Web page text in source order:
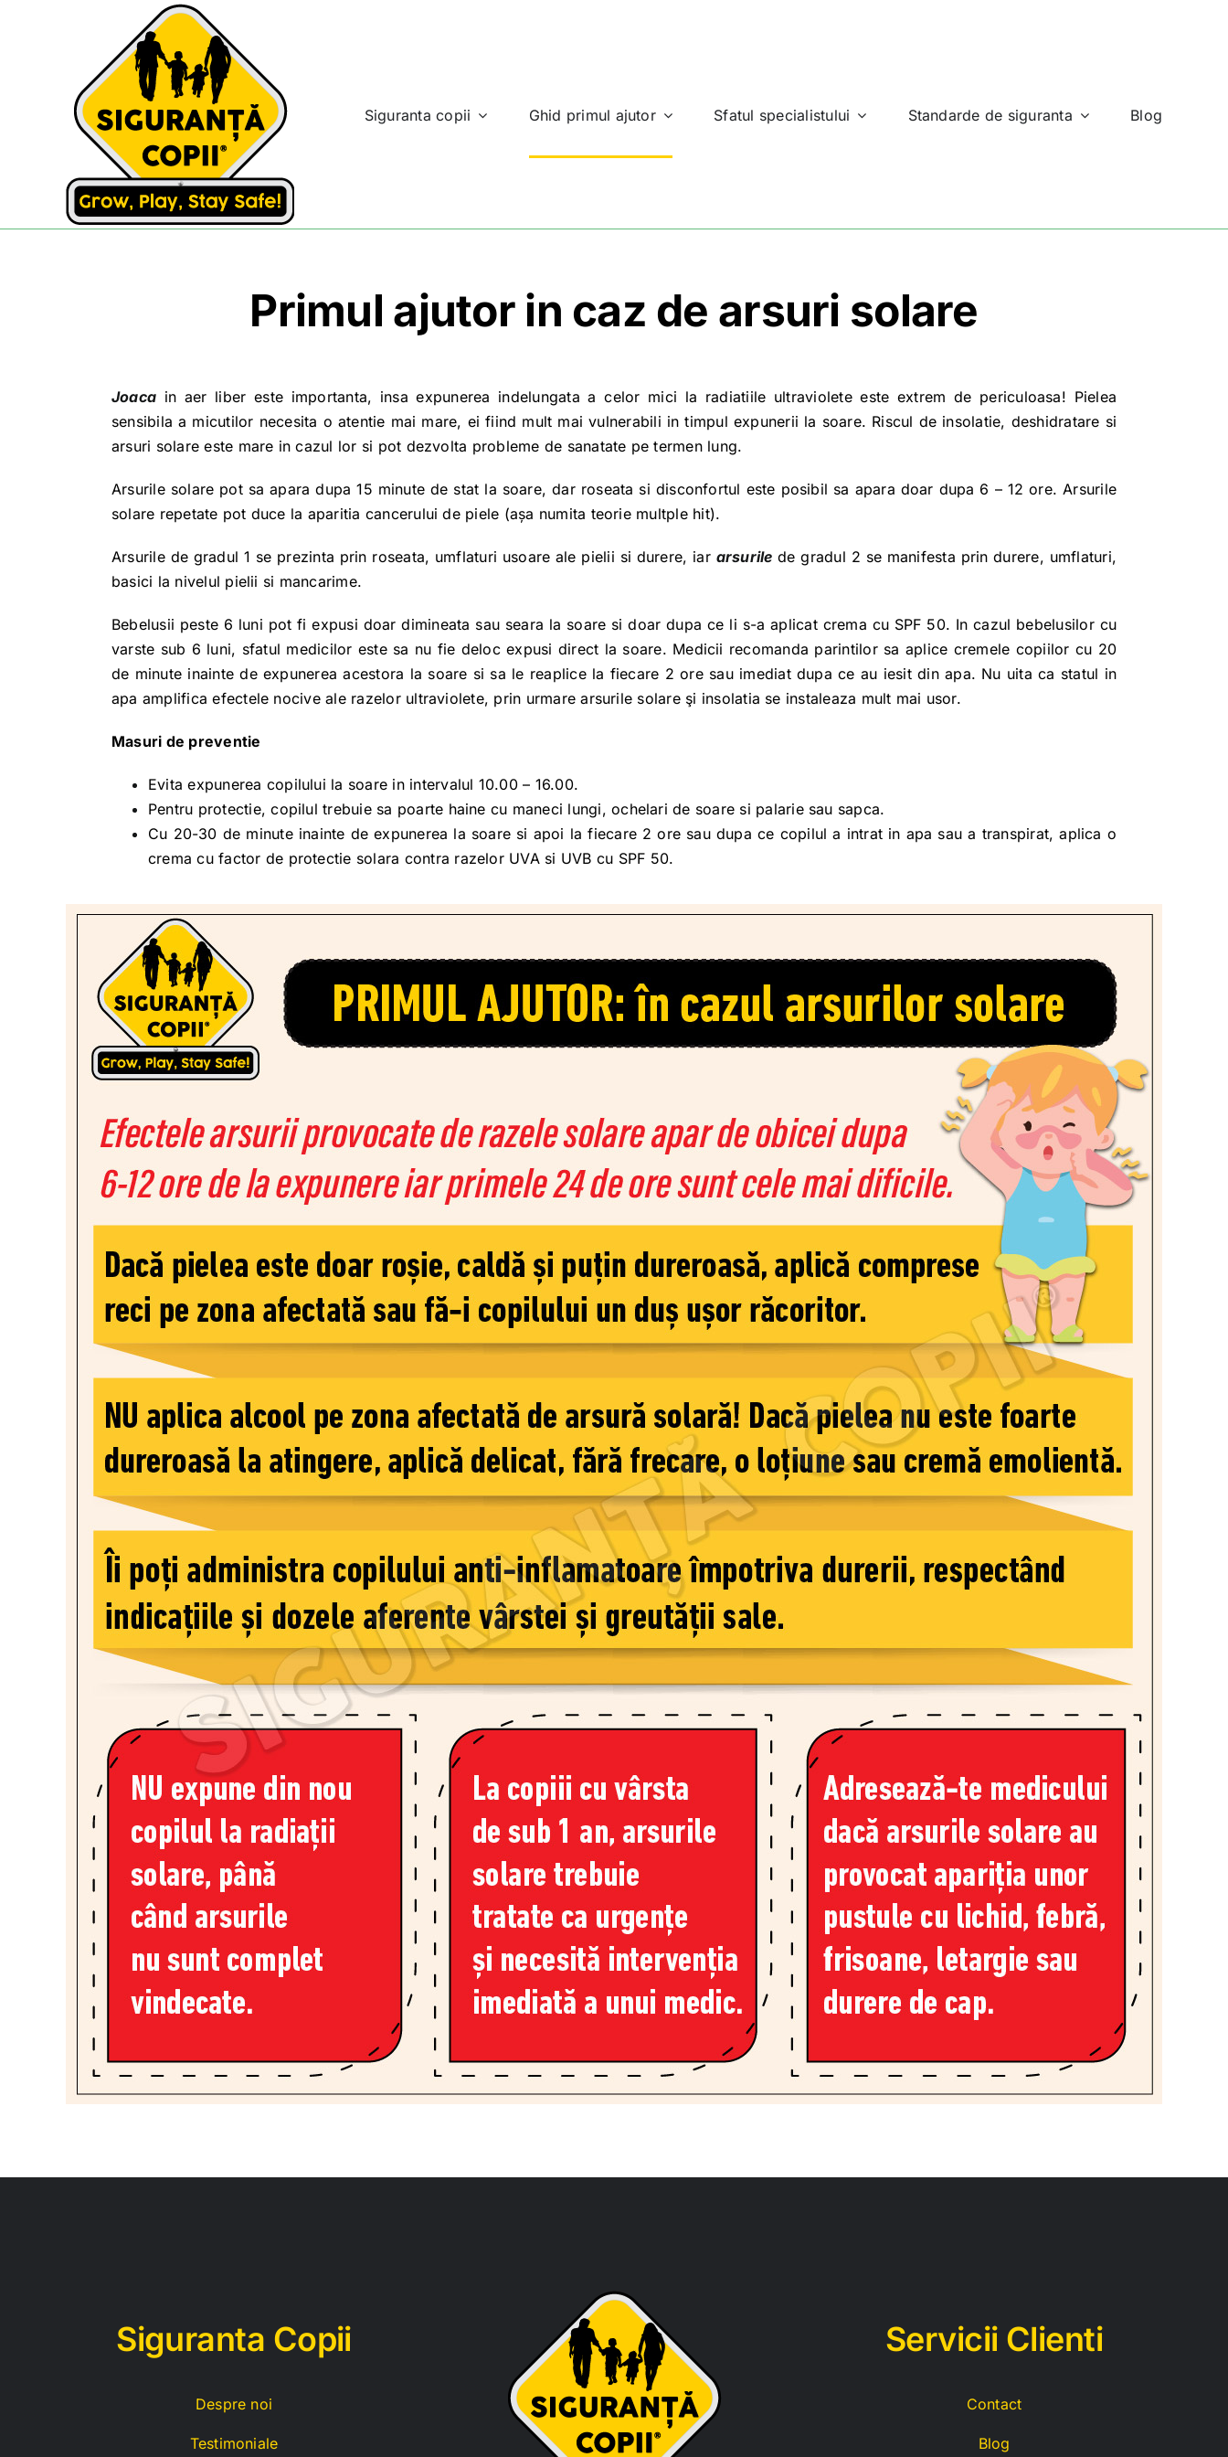
Siguranta copii Ghid primul ajutor Sfatul specialistului Standarde de siguranta Blog
Primul ajutor in caz de arsuri solare
Joaca in aer liber este importanta, insa expunerea indelungata a celor mici la radiatiile ultraviolete este extrem de periculoasa! Pielea
sensibila a micutilor necesita o atentie mai mare, ei fiind mult mai vulnerabili in timpul expunerii la soare. Riscul de insolatie, deshidratare si
arsuri solare este mare in cazul lor si pot dezvolta probleme de sanatate pe termen lung.
Arsurile solare pot sa apara dupa 15 minute de stat la soare, dar roseata si disconfortul este posibil sa apara doar dupa 6 – 12 ore. Arsurile
solare repetate pot duce la aparitia cancerului de piele (așa numita teorie multple hit).
Arsurile de gradul 1 se prezinta prin roseata, umflaturi usoare ale pielii si durere, iar arsurile de gradul 2 se manifesta prin durere, umflaturi,
basici la nivelul pielii si mancarime.
Bebelusii peste 6 luni pot fi expusi doar dimineata sau seara la soare si doar dupa ce li s-a aplicat crema cu SPF 50. In cazul bebelusilor cu
varste sub 6 luni, sfatul medicilor este sa nu fie deloc expusi direct la soare. Medicii recomanda parintilor sa aplice cremele copiilor cu 20
de minute inainte de expunerea acestora la soare si sa le reaplice la fiecare 2 ore sau imediat dupa ce au iesit din apa. Nu uita ca statul in
apa amplifica efectele nocive ale razelor ultraviolete, prin urmare arsurile solare şi insolatia se instaleaza mult mai usor.
Masuri de preventie
Evita expunerea copilului la soare in intervalul 10.00 – 16.00.
Pentru protectie, copilul trebuie sa poarte haine cu maneci lungi, ochelari de soare si palarie sau sapca.
Cu 20-30 de minute inainte de expunerea la soare si apoi la fiecare 2 ore sau dupa ce copilul a intrat in apa sau a transpirat, aplica o
crema cu factor de protectie solara contra razelor UVA si UVB cu SPF 50.
Siguranta Copii
Despre noi
Testimoniale
Servicii Clienti
Contact
Blog